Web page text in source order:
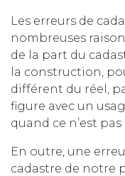
Les erreurs de
nombreuses
de la part du
la construction,
différent du réel,
figure avec un
quand ce n’est pas
En outre, une
cadastre de notre